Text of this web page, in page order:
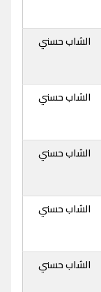
الشاب حسني
الشاب حسني
الشاب حسني
الشاب حسني
الشاب حسني